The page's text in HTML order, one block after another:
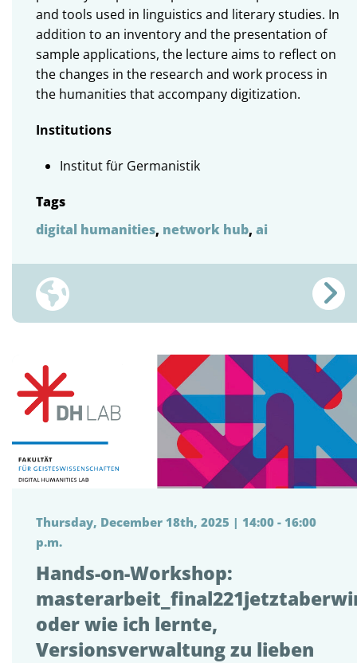
and tools used in linguistics and literary studies. In
addition to an inventory and the presentation of
sample applications, the lecture aims to reflect on
the changes in the research and work process in
the humanities that accompany digitization.
Institutions
Institut für Germanistik
Tags
digital humanities, network hub, ai
Thursday, December 18th, 2025 | 14:00 - 16:00
p.m.
Hands-on-Workshop:
oder wie ich lernte,
Versionsverwaltung zu lieben